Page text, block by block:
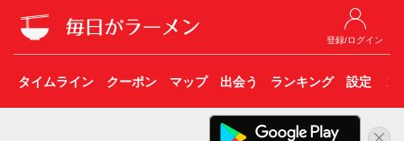
登録/ログイン
タイムライン クーポン マップ 出会う ランキング 設定 こ